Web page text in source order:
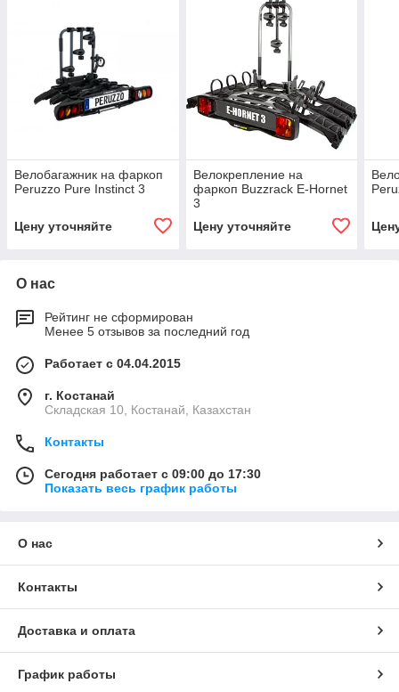
Велобагажник на фаркоп
Peruzzo Pure Instinct 3
Цену уточняйте
Велокрепление на
фаркоп Buzzrack E-Hornet
3
Цену уточняйте
О нас
Рейтинг не сформирован
Менее 5 отзывов за последний год
Работает с 04.04.2015
г. Костанай
Складская 10, Костанай, Казахстан
Контакты
Сегодня работает с 09:00 до 17:30
Показать весь график работы
О нас
Контакты
Доставка и оплата
График работы